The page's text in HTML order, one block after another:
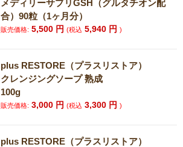
メディリーサプリGSH（グルタチオン配
合）90粒（1ヶ月分）
販売価格: 5,500 円(税込 5,940 円)
plus RESTORE（プラスリストア）
クレンジングソープ 熟成
100g
販売価格: 3,000 円(税込 3,300 円)
plus RESTORE（プラスリストア）